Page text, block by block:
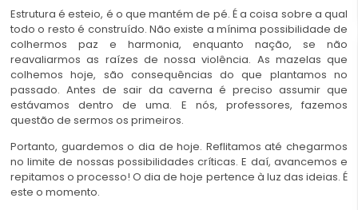
Estrutura é esteio, é o que mantém de pé. É a coisa sobre a qual
todo o resto é construído. Não existe a mínima possibilidade de
colhermos paz e harmonia, enquanto nação, se não
reavaliarmos as raízes de nossa violência. As mazelas que
colhemos hoje, são consequências do que plantamos no
passado. Antes de sair da caverna é preciso assumir que
estávamos dentro de uma. E nós, professores, fazemos
questão de sermos os primeiros.
Portanto, guardemos o dia de hoje. Reflitamos até chegarmos
no limite de nossas possibilidades críticas. E daí, avancemos e
repitamos o processo! O dia de hoje pertence à luz das ideias. É
este o momento.